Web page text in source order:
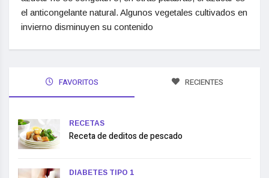
el anticongelante natural. Algunos vegetales cultivados en
invierno disminuyen su contenido
FAVORITOS RECIENTES
RECETAS
Receta de deditos de pescado
DIABETES TIPO 1